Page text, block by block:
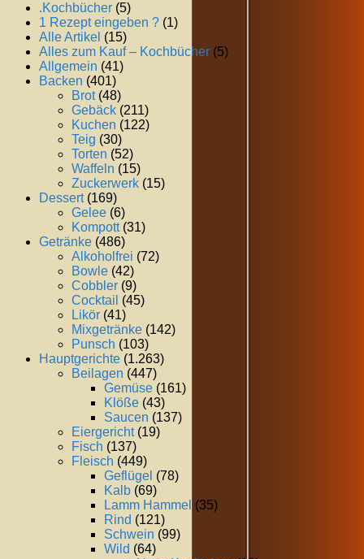
.Kochbücher (5)
1 Rezept eingeben ? (1)
Alle Artikel (15)
Alles zum Kauf – Kochbücher (5)
Allgemein (41)
Backen (401)
Brot(48)
Gebäck (211)
Kuchen (122)
Teig (30)
Torten (52)
Waffeln (15)
Zuckerwerk (15)
Dessert(169)
Gelee (6)
Kompott(31)
Getränke (486)
Alkoholfrei (72)
Bowle (42)
Cobbler (9)
Cocktail (45)
Likör (41)
Mixgetränke (142)
Punsch (103)
Hauptgerichte (1.263)
Beilagen (447)
Gemüse (161)
Klöße (43)
Saucen (137)
Eiergericht(19)
Fisch (137)
Fleisch (449)
Geflügel (78)
Kalb (69)
Lamm Hammel (35)
Rind (121)
Schwein (99)
Wild (64)